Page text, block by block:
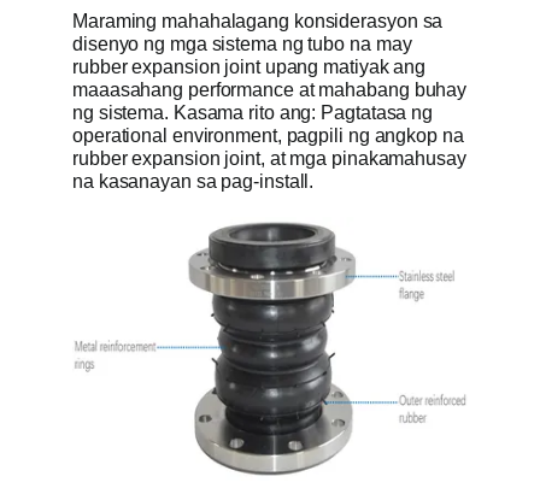
Maraming mahahalagang konsiderasyon sa
disenyo ng mga sistema ng tubo na may
rubber expansion joint upang matiyak ang
maaasahang performance at mahabang buhay
ng sistema. Kasama rito ang: Pagtatasa ng
operational environment, pagpili ng angkop na
rubber expansion joint, at mga pinakamahusay
na kasanayan sa pag-install.